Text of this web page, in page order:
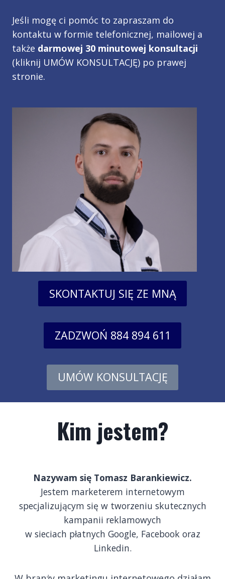
Jeśli mogę ci pomóc to zapraszam do
kontaktu w formie telefonicznej, mailowej a
także darmowej 30 minutowej konsultacji
(kliknij UMÓW KONSULTACJĘ) po prawej
stronie.
SKONTAKTUJ SIĘ ZE MNĄ
ZADZWOŃ 884 894 611
UMÓW KONSULTACJĘ
Kim jestem?
Nazywam się Tomasz Barankiewicz.
Jestem marketerem internetowym
specjalizującym się w tworzeniu skutecznych
kampanii reklamowych
w sieciach płatnych Google, Facebook oraz
Linkedin.